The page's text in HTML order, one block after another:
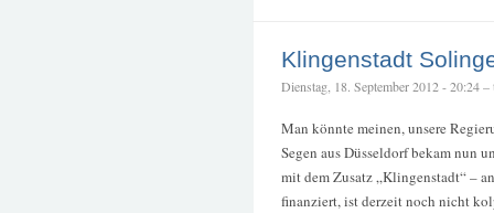
Klingenstadt
Dienstag, 18. September 2012 - 20:24 –
Man könnte meinen, unsere
Segen aus Düsseldorf bekam nun
mit dem Zusatz „Klingenstadt“ –
finanziert, ist derzeit noch nicht